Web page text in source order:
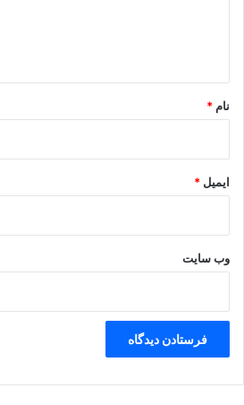
نام *
ایمیل *
وب‌ سایت